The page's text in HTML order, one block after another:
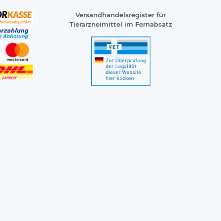
Versandhandelsregister für
Tierarzneimittel im Fernabsatz